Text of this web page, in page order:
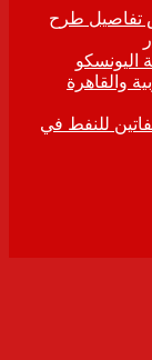
تفاصيل طرح
اليونسكو
والقاهرة
للنفط في